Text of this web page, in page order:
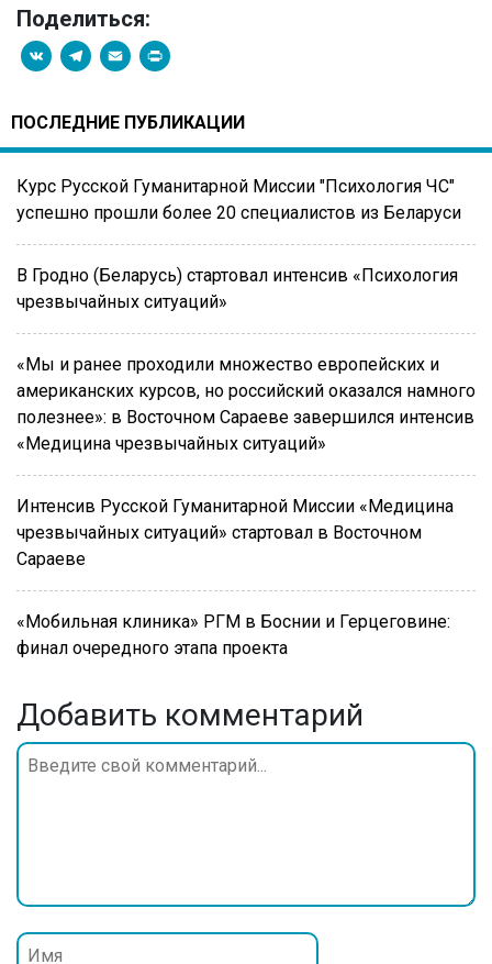
Поделиться:
VK Telegram
Email
ПОСЛЕДНИЕ ПУБЛИКАЦИИ
Курс Русской Гуманитарной Миссии "Психология ЧС"
успешно прошли более 20 специалистов из Беларуси
В Гродно (Беларусь) стартовал интенсив «Психология
чрезвычайных ситуаций»
«Мы и ранее проходили множество европейских и
американских курсов, но российский оказался намного
полезнее»: в Восточном Сараеве завершился интенсив
«Медицина чрезвычайных ситуаций»
Интенсив Русской Гуманитарной Миссии «Медицина
чрезвычайных ситуаций» стартовал в Восточном
Сараеве
«Мобильная клиника» РГМ в Боснии и Герцеговине:
финал очередного этапа проекта
Добавить комментарий